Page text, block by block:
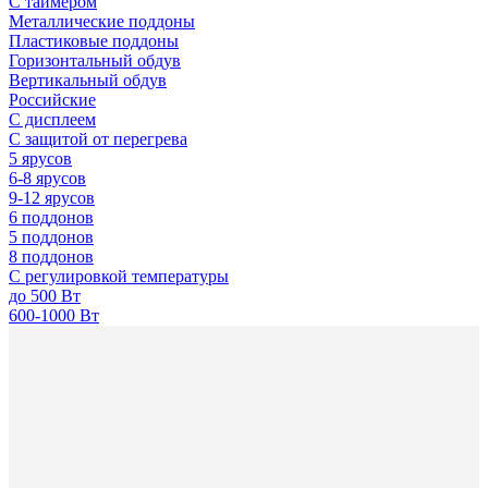
Металлические поддоны
Пластиковые поддоны
Горизонтальный обдув
Вертикальный обдув
Российские
С дисплеем
С защитой от перегрева
5 ярусов
6-8 ярусов
9-12 ярусов
6 поддонов
5 поддонов
8 поддонов
С регулировкой температуры
до 500 Вт
600-1000 Вт